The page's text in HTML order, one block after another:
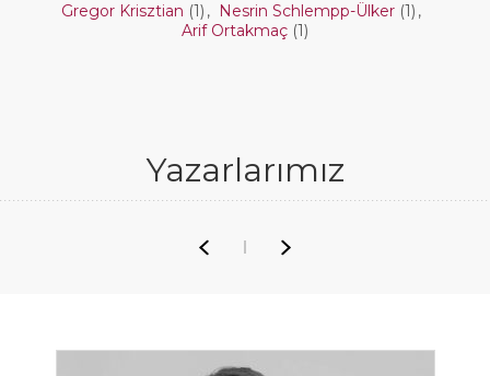
Gregor Krisztian (1) , Nesrin Schlempp-Ülker (1) ,
Arif Ortakmaç (1)
Yazarlarımız